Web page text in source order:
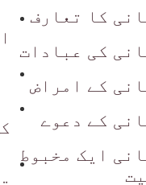
کا تعارف
کی عبادات
کے امراض
کے دعوے
ایک مخبوط